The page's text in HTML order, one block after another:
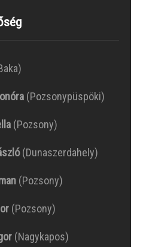
(Pozsonypüspöki)
(Pozsony)
(Dunaszerdahely)
(Pozsony)
(Pozsony)
(Nagykapos)